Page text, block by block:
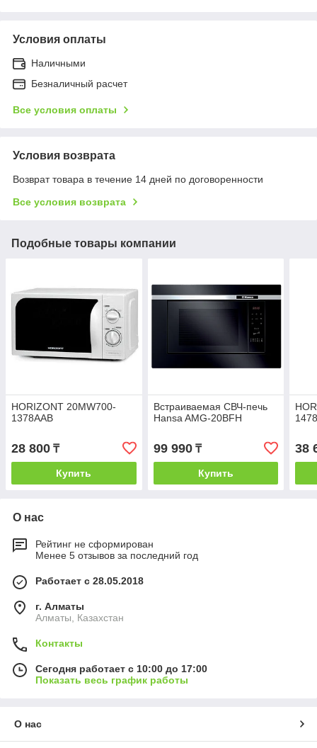
Условия оплаты
Наличными
Безналичный расчет
Все условия оплаты
Условия возврата
Возврат товара в течение 14 дней по договоренности
Все условия возврата
Подобные товары компании
HORIZONT 20MW700-
1378AAB
28 800 ₸
Купить
Встраиваемая СВЧ-печь
Hansa AMG-20BFH
99 990₸
Купить
38
О нас
Рейтинг не сформирован
Менее 5 отзывов за последний год
Работает с 28.05.2018
г. Алматы
Алматы, Казахстан
Контакты
Сегодня работает с 10:00 до 17:00
Показать весь график работы
О нас